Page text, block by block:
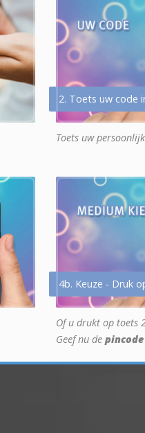
2. Toets uw code
Toets uw
4b. Keuze - Druk
Of u drukt op toets
Geef nu de